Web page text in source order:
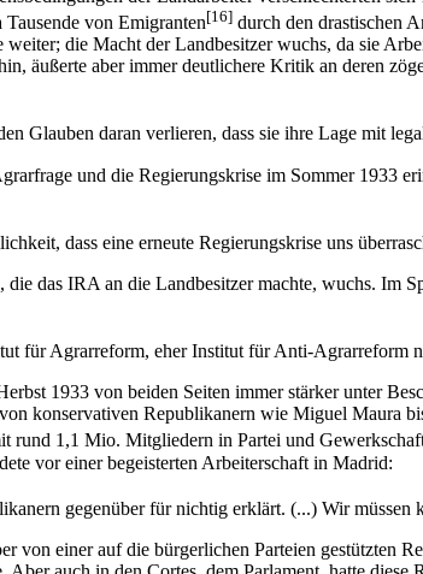
von Emigranten[16] durch den drastischen
die Macht der Landbesitzer wuchs, da sie
äußerte aber immer deutlichere Kritik an deren
Glauben daran verlieren, dass sie ihre Lage mit
und die Regierungskrise im Sommer 1933
dass eine erneute Regierungskrise uns
das IRA an die Landbesitzer machte, wuchs. Im
für Agrarreform, eher Institut für Anti-Agrarreform
1933 von beiden Seiten immer stärker unter
konservativen Republikanern wie Miguel Maura
rund 1,1 Mio. Mitgliedern in Partei und
vor einer begeisterten Arbeiterschaft in Madrid:
gegenüber für nichtig erklärt. (...) Wir
von einer auf die bürgerlichen Parteien gestützten